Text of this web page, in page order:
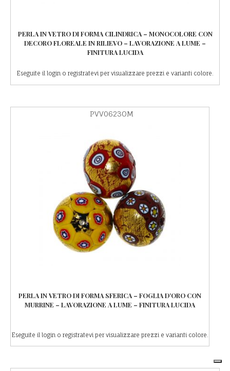
PERLA IN VETRO DI FORMA CILINDRICA – MONOCOLORE CON
DECORO FLOREALE IN RILIEVO – LAVORAZIONE A LUME –
FINITURA LUCIDA
Eseguite il login o registratevi per visualizzare prezzi e varianti colore.
PVV0623OM
PERLA IN VETRO DI FORMA SFERICA – FOGLIA D’ORO CON
MURRINE – LAVORAZIONE A LUME – FINITURA LUCIDA
Eseguite il login o registratevi per visualizzare prezzi e varianti colore.